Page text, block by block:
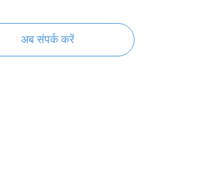
अब संपर्क करें